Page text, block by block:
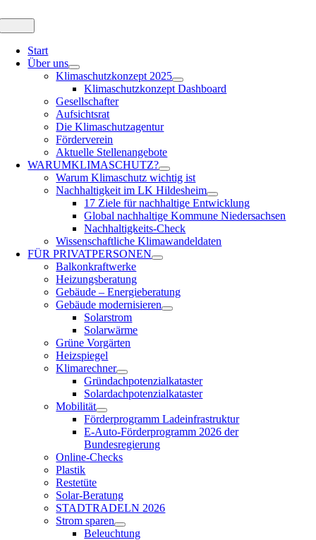
springen
Navigation
Start
Über uns
Klimaschutzkonzept 2025
Klimaschutzkonzept Dashboard
Gesellschafter
Aufsichtsrat
Die Klimaschutzagentur
Förderverein
Aktuelle Stellenangebote
WARUMKLIMASCHUTZ?
Warum Klimaschutz wichtig ist
Nachhaltigkeit im LK Hildesheim
17 Ziele für nachhaltige Entwicklung
Global nachhaltige Kommune Niedersachsen
Nachhaltigkeits-Check
Wissenschaftliche Klimawandeldaten
FÜRPRIVATPERSONEN
Balkonkraftwerke
Heizungsberatung
Gebäude – Energieberatung
Gebäude modernisieren
Solarstrom
Solarwärme
Grüne Vorgärten
Heizspiegel
Klimarechner
Gründachpotenzialkataster
Solardachpotenzialkataster
Mobilität
Förderprogramm Ladeinfrastruktur
E-Auto-Förderprogramm 2026 der
Bundesregierung
Online-Checks
Plastik
Restetüte
Solar-Beratung
STADTRADELN 2026
Strom sparen
Beleuchtung